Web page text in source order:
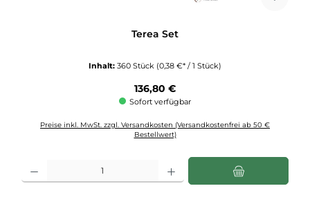
Terea Set
Inhalt: 360 Stück (0,38 €* / 1 Stück)
Regulärer Preis:
136,80 €
Sofort verfügbar
Preise inkl. MwSt. zzgl. Versandkosten (Versandkostenfrei ab 50 €
Bestellwert)